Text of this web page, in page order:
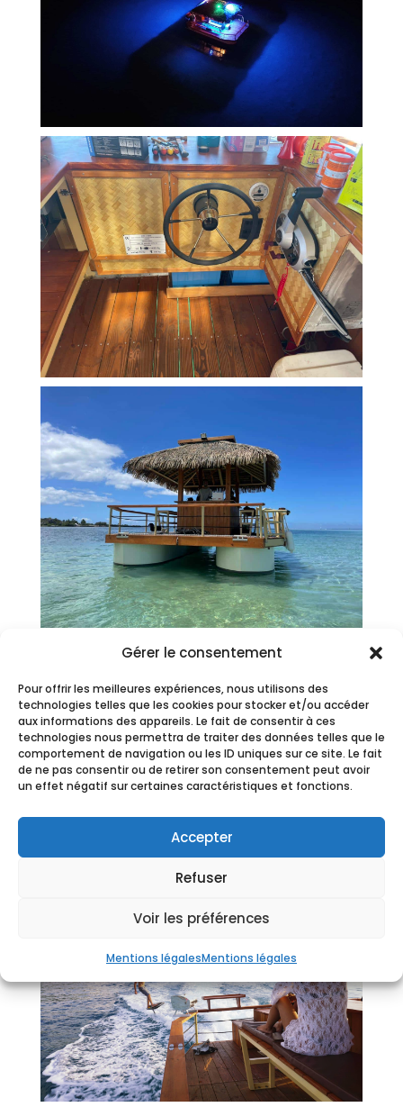
Gérer le consentement
Pour offrir les meilleures expériences, nous utilisons des
technologies telles que les cookies pour stocker et/ou accéder
aux informations des appareils. Le fait de consentir à ces
technologies nous permettra de traiter des données telles que le
comportement de navigation ou les ID uniques sur ce site. Le fait
de ne pas consentir ou de retirer son consentement peut avoir
un effet négatif sur certaines caractéristiques et fonctions.
Accepter
Refuser
Voir les préférences
Mentions légalesMentions légales